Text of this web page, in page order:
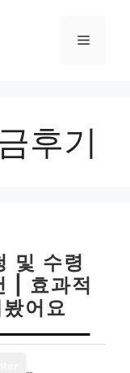
메
후기
및 수령
| 효과적
어요